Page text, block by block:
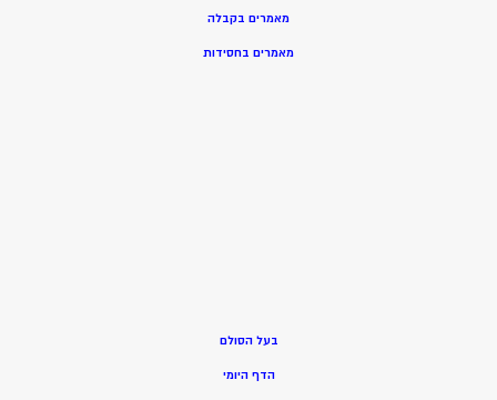
מאמרים בקבלה
מאמרים בחסידות
בעל הסולם
הדף היומי